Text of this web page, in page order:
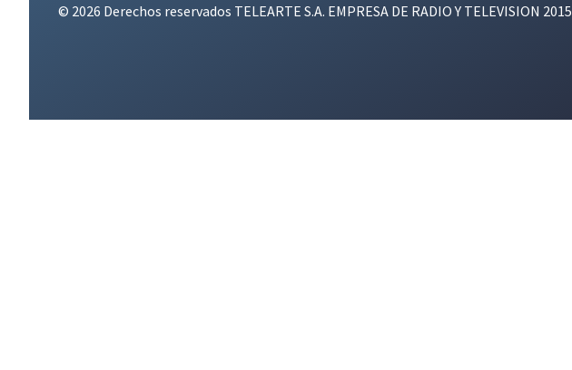
© 2026 Derechos reservados TELEARTE S.A. EMPRESA DE RADIO Y TELEVISION 2015